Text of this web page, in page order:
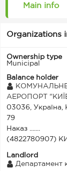
Main info
Organizations
Ownership type
Municipal
Balance holder
АЕРОПОРТ
03036,
79
Наказ .......
(4822780907)
Landlord
Департамент